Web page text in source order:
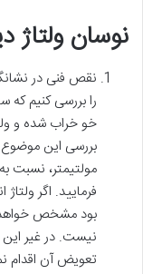
نوسان ولتاژ
نقص فنی در
را بررسی کنیم که
خو خراب شده و
بررسی این موضوع
مولتیمتر، نسبت
فرمایید. اگر
بود مشخص خواهد
نیست. در غیر
تعویض آن اقدام